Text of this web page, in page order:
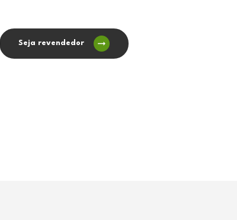
Seja revendedor